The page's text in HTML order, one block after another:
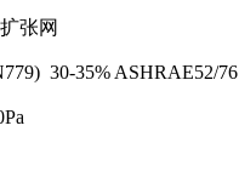
张网
30-35% ASHRAE52/76